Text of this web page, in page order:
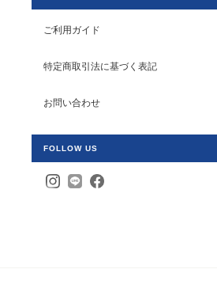
ご利用ガイド
特定商取引法に基づく表記
お問い合わせ
FOLLOW US